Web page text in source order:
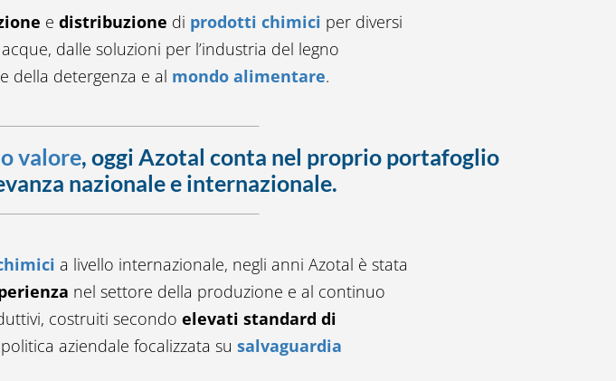
e distribuzione di prodotti chimici per diversi
dalle soluzioni per l’industria del legno
della detergenza e al mondo alimentare.
valore, oggi Azotal conta nel proprio portafoglio
nazionale e internazionale.
a livello internazionale, negli anni Azotal è stata
nel settore della produzione e al continuo
costruiti secondo elevati standard di
aziendale focalizzata su salvaguardia